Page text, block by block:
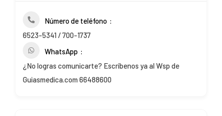
Número de teléfono
6523-5341 / 700-1737
WhatsApp
¿No logras comunicarte? Escríbenos ya al Wsp de
Guiasmedica.com 66488600